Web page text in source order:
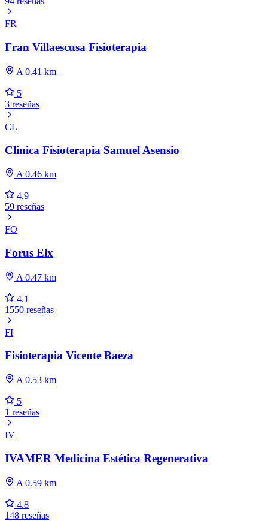
FR
Fran Villaescusa Fisioterapia
A 0.41 km
5
3 reseñas
CL
Clínica Fisioterapia Samuel Asensio
A 0.46 km
4.9
59 reseñas
FO
Forus Elx
A 0.47 km
4.1
1550 reseñas
FI
Fisioterapia Vicente Baeza
A 0.53 km
5
1 reseñas
IV
IVAMER Medicina Estética Regenerativa
A 0.59 km
4.8
148 reseñas